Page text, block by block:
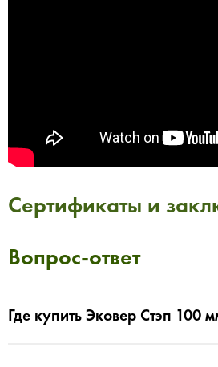
Сертификаты и
Вопрос-ответ
Где купить Эковер Стэп 100